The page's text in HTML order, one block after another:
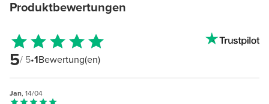
Produktbewertungen
5/ 5•1Bewertung(en)
Jan, 14/04